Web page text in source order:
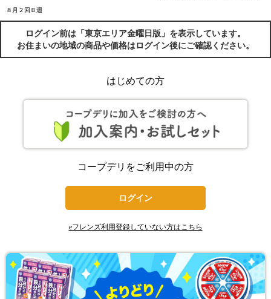
８月２回Ｂ週
ログイン前は「東京エリア金曜日版」を表示しています。
お住まいの地域の商品や価格はログイン後にご確認ください。
はじめての方
コープデリをご利用中の方
ログイン
eフレンズ利用登録していない方はこちら